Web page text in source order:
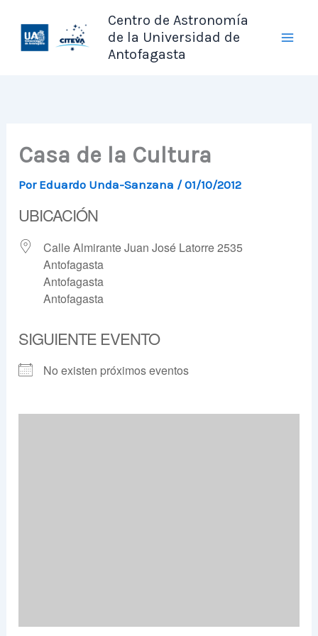
contenido
Centro de Astronomía
de la Universidad de
Antofagasta
Casa de la Cultura
Por Eduardo Unda-Sanzana /01/10/2012
UBICACIÓN
Calle Almirante Juan José Latorre 2535
Antofagasta
Antofagasta
Antofagasta
SIGUIENTE EVENTO
No existen próximos eventos